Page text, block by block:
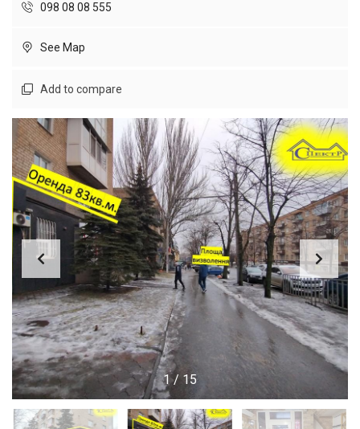
098 08 08 555
See Map
Add to compare
1/ 15